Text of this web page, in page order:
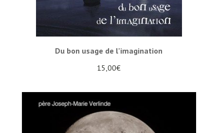
Du bon usage de l'imagination
15,00€